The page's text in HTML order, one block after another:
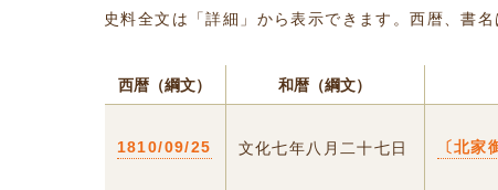
史料全文は「詳細」から表示できます。西暦、書
西暦（綱文） 和暦（綱文）
1810/09/25 文化七年八月二十七日 〔北